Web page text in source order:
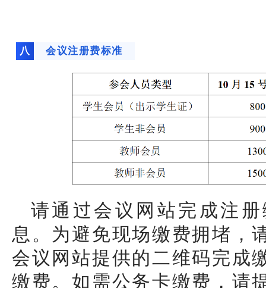
八 会议注册费标准
请通过会议网站完成注
息。为避免现场缴费拥堵，
会议网站提供的二维码完成
缴费。如需公务卡缴费，请